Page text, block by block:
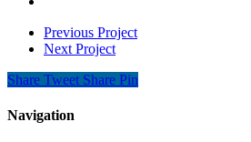
Previous Project
Next Project
Share Tweet Share Pin
Navigation